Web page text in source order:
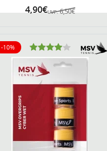
UVP: 6,50€
4,90€
-10%
10% reduziert